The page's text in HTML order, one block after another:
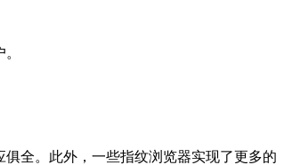
全。此外，一些指纹浏览器实现了更多的